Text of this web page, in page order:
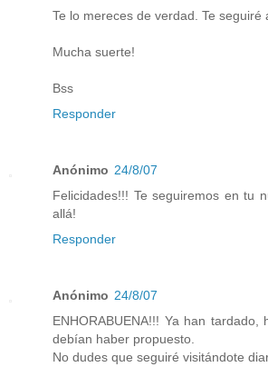
Te lo mereces de verdad. Te seguiré
Mucha suerte!
Bss
Responder
Anónimo 24/8/07
Felicidades!!! Te seguiremos en tu
allá!
Responder
Anónimo 24/8/07
ENHORABUENA!!! Ya han
debían haber propuesto.
No dudes que seguiré visitándote